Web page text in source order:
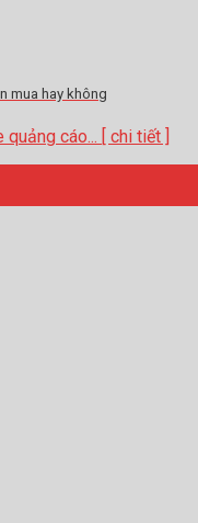
mua hay không
cáo... [ chi tiết ]